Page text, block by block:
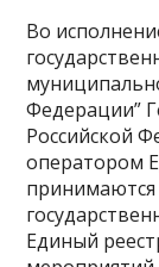
Во
Федерации”
Российской
оператором
Единый